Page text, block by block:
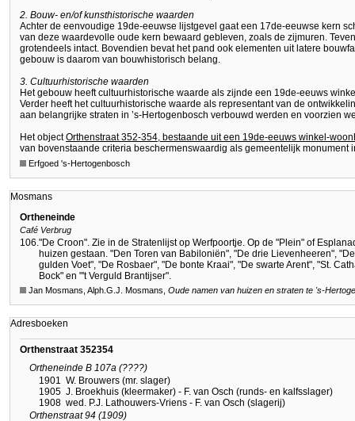
2. Bouw- en/of kunsthistorische waarden
Achter de eenvoudige 19de-eeuwse lijstgevel gaat een 17de-eeuwse kern
van deze waardevolle oude kern bewaard gebleven, zoals de zijmuren.
grotendeels intact. Bovendien bevat het pand ook elementen uit latere
gebouw is daarom van bouwhistorisch belang.
3. Cultuurhistorische waarden
Het gebouw heeft cultuurhistorische waarde als zijnde een 19de-eeuws
Verder heeft het cultuurhistorische waarde als representant van de
aan belangrijke straten in ’s-Hertogenbosch verbouwd werden en voorzien
Het objectOrthenstraat 352-354, bestaande uit een 19de-eeuws winkel-
van bovenstaande criteria beschermenswaardig als gemeentelijk monument
Erfgoed 's-Hertogenbosch
Mosmans
Ortheneinde
Café Verbrug
106."De Croon". Zie in de Stratenlijst op Werfpoortje. Op de "Plein" of
huizen gestaan. "Den Toren van Babiloniën", "De drie Lievenheeren",
gulden Voet", "De Rosbaer", "De bonte Kraai", "De swarte Arent", "St.
Bock" en "'t Verguld Brantijser".
Jan Mosmans, Alph.G.J. Mosmans, Oude namen van huizen en straten te 's-
Adresboeken
Orthenstraat 352354
Ortheneinde B 107a (????)
1901 W. Brouwers (mr. slager)
1905 J. Broekhuis (kleermaker) - F. van Osch (runds- en kalfsslager)
1908 wed. P.J. Lathouwers-Vriens - F. van Osch (slagerij)
Orthenstraat 94 (1909)